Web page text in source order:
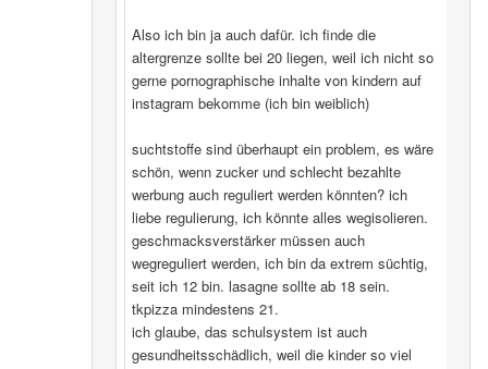
Also ich bin ja auch dafür. ich finde die
altergrenze sollte bei 20 liegen, weil ich nicht so
gerne pornographische inhalte von kindern auf
instagram bekomme (ich bin weiblich)
suchtstoffe sind überhaupt ein problem, es wäre
schön, wenn zucker und schlecht bezahlte
werbung auch reguliert werden könnten? ich
liebe regulierung, ich könnte alles wegisolieren.
geschmacksverstärker müssen auch
wegreguliert werden, ich bin da extrem süchtig,
seit ich 12 bin. lasagne sollte ab 18 sein.
tkpizza mindestens 21.
ich glaube, das schulsystem ist auch
gesundheitsschädlich, weil die kinder so viel